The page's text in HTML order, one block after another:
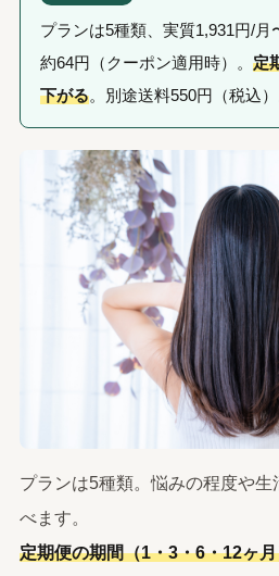
プランは5種類、実質1,931円/月
約64円（クーポン適用時）。 定
下がる。別途送料550円（税込）
プランは5種類。悩みの程度や
べます。
定期便の期間（1・3・6・12ヶ